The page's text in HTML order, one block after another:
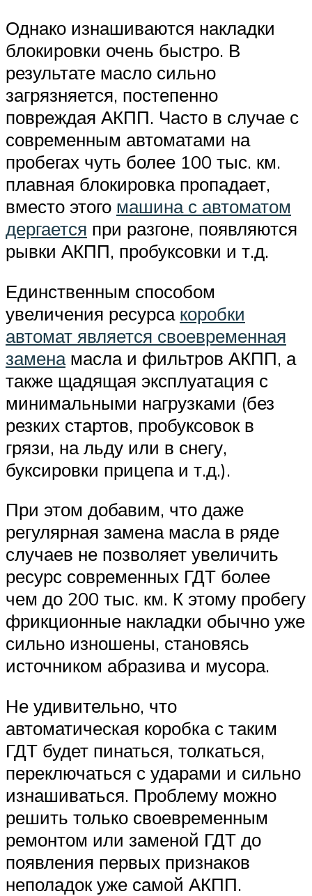
Однако изнашиваются накладки
блокировки очень быстро. В
результате масло сильно
загрязняется, постепенно
повреждая АКПП. Часто в случае с
современным автоматами на
пробегах чуть более 100 тыс. км.
плавная блокировка пропадает,
вместо этого машина с автоматом
дергается при разгоне, появляются
рывки АКПП, пробуксовки и т.д.
Единственным способом
увеличения ресурса коробки
автомат является своевременная
заменамасла и фильтров АКПП, а
также щадящая эксплуатация с
минимальными нагрузками (без
резких стартов, пробуксовок в
грязи, на льду или в снегу,
буксировки прицепа и т.д.).
При этом добавим, что даже
регулярная замена масла в ряде
случаев не позволяет увеличить
ресурс современных ГДТ более
чем до 200 тыс. км. К этому пробегу
фрикционные накладки обычно уже
сильно изношены, становясь
источником абразива и мусора.
Не удивительно, что
автоматическая коробка с таким
ГДТ будет пинаться, толкаться,
переключаться с ударами и сильно
изнашиваться. Проблему можно
решить только своевременным
ремонтом или заменой ГДТ до
появления первых признаков
неполадок уже самой АКПП.